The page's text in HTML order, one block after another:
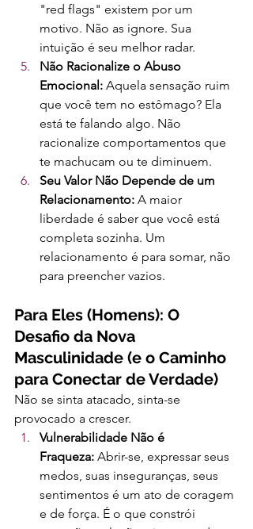
"red flags" existem por um
motivo. Não as ignore. Sua
intuição é seu melhor radar.
Não Racionalize o Abuso
Emocional: Aquela sensação ruim
que você tem no estômago? Ela
está te falando algo. Não
racionalize comportamentos que
te machucam ou te diminuem.
Seu Valor Não Depende de um
Relacionamento: A maior
liberdade é saber que você está
completa sozinha. Um
relacionamento é para somar, não
para preencher vazios.
Para Eles (Homens): O
Desafio da Nova
Masculinidade (e o Caminho
para Conectar de Verdade)
Não se sinta atacado, sinta-se
provocado a crescer.
Vulnerabilidade Não é
Fraqueza: Abrir-se, expressar seus
medos, suas inseguranças, seus
sentimentos é um ato de coragem
e de força. É o que constrói